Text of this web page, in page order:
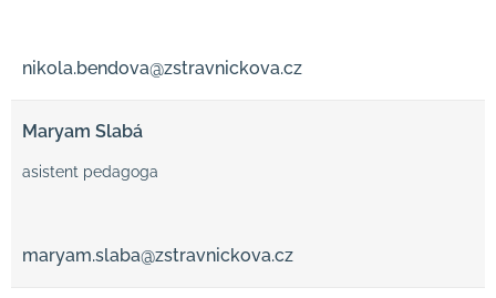
nikola.bendova@zstravnickova.cz
Maryam Slabá
asistent pedagoga
maryam.slaba@zstravnickova.cz